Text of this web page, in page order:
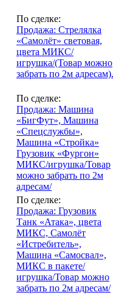
По сделке:
Продажа: Стрелялка
«Самолёт» световая,
цвета МИКС/
игрушка/(Товар можно
забрать по 2м адресам).
По сделке:
Продажа: Машина
«БигФут», Машина
«Спецслужбы»,
Машина «Стройка»
Грузовик «Фургон»
МИКС/игрушка/Товар
можно забрать по 2м
адресам/
По сделке:
Продажа: Грузовик
Танк «Атака», цвета
МИКС, Самолёт
«Истребитель»,
Машина «Самосвал»,
МИКС в пакете/
игрушка/Товар можно
забрать по 2м адресам/